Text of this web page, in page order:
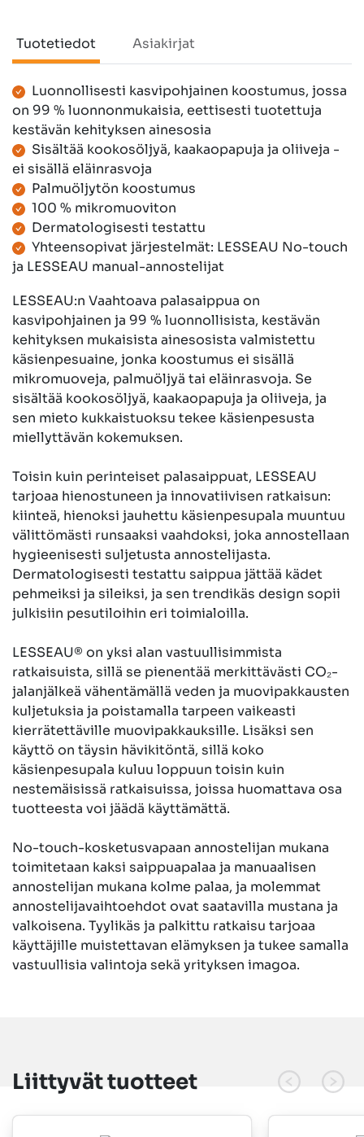
Tuotetiedot Asiakirjat
Tuotetiedot
Luonnollisesti kasvipohjainen koostumus, jossa
on 99 % luonnonmukaisia, eettisesti tuotettuja
kestävän kehityksen ainesosia
Sisältää kookosöljyä, kaakaopapuja ja oliiveja -
ei sisällä eläinrasvoja
Palmuöljytön koostumus
100 % mikromuoviton
Dermatologisesti testattu
Yhteensopivat järjestelmät: LESSEAU No-touch
ja LESSEAU manual-annostelijat
LESSEAU:n Vaahtoava palasaippua on
kasvipohjainen ja 99 % luonnollisista, kestävän
kehityksen mukaisista ainesosista valmistettu
käsienpesuaine, jonka koostumus ei sisällä
mikromuoveja, palmuöljyä tai eläinrasvoja. Se
sisältää kookosöljyä, kaakaopapuja ja oliiveja, ja
sen mieto kukkaistuoksu tekee käsienpesusta
miellyttävän kokemuksen.
Toisin kuin perinteiset palasaippuat, LESSEAU
tarjoaa hienostuneen ja innovatiivisen ratkaisun:
kiinteä, hienoksi jauhettu käsienpesupala muuntuu
välittömästi runsaaksi vaahdoksi, joka annostellaan
hygieenisesti suljetusta annostelijasta.
Dermatologisesti testattu saippua jättää kädet
pehmeiksi ja sileiksi, ja sen trendikäs design sopii
julkisiin pesutiloihin eri toimialoilla.
LESSEAU® on yksi alan vastuullisimmista
ratkaisuista, sillä se pienentää merkittävästi CO₂-
jalanjälkeä vähentämällä veden ja muovipakkausten
kuljetuksia ja poistamalla tarpeen vaikeasti
kierrätettäville muovipakkauksille. Lisäksi sen
käyttö on täysin hävikitöntä, sillä koko
käsienpesupala kuluu loppuun toisin kuin
nestemäisissä ratkaisuissa, joissa huomattava osa
tuotteesta voi jäädä käyttämättä.
No-touch-kosketusvapaan annostelijan mukana
toimitetaan kaksi saippuapalaa ja manuaalisen
annostelijan mukana kolme palaa, ja molemmat
annostelijavaihtoehdot ovat saatavilla mustana ja
valkoisena. Tyylikäs ja palkittu ratkaisu tarjoaa
käyttäjille muistettavan elämyksen ja tukee samalla
vastuullisia valintoja sekä yrityksen imagoa.
Liittyvät tuotteet